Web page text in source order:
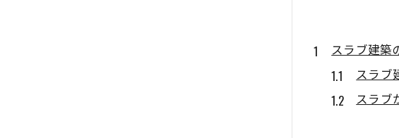
スラブ建築
スラブ
スラブ
スラ